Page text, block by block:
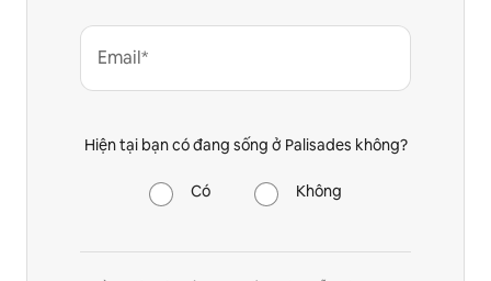
Email*
Hiện tại bạn có đang sống ở Palisades không?
Có Không